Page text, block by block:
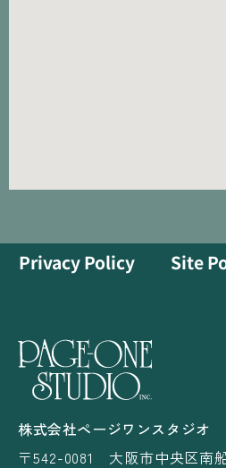
Privacy Policy Site
株式会社ページワンスタジオ
〒542-0081 大阪市中央区南